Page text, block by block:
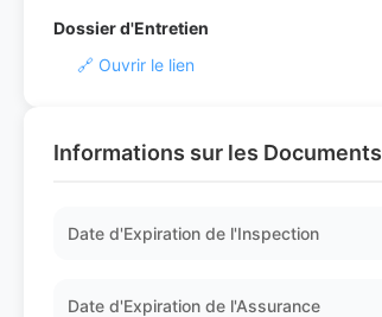
Dossier d'Entretien
🔗 Ouvrir le lien
Informations sur les Documents
Date d'Expiration de l'Inspection
Date d'Expiration de l'Assurance